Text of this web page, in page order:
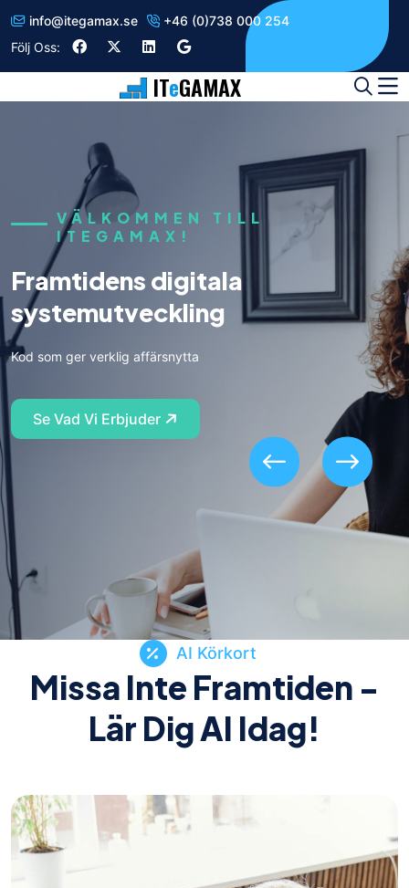
info@itegamax.se
+46 (0)738 000 254
Följ Oss:
ITeGAMAX
VÄLKOMMEN TILL
ITEGAMAX!
Data som strategisk tillgång
data till insikter och vinst
AI Körkort
Missa Inte Framtiden -
Lär Dig AI Idag!